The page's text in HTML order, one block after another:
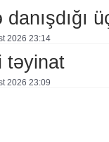
2026 23:14
təyinat
2026 23:09